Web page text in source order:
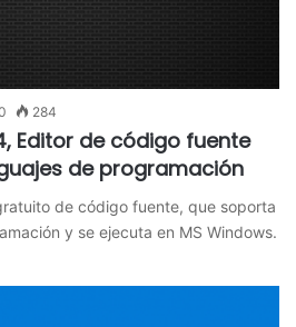
284
Editor de código fuente
de programación
de código fuente, que soporta
y se ejecuta en MS Windows.